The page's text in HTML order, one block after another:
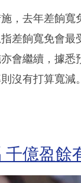
，去年差餉
差餉寬免會最
會繼續，據
沒有打算寬減
千億盈餘